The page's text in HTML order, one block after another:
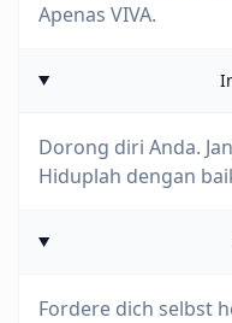
Apenas VIVA.
Dorong diri Anda.
Hiduplah dengan
Fordere dich selbst